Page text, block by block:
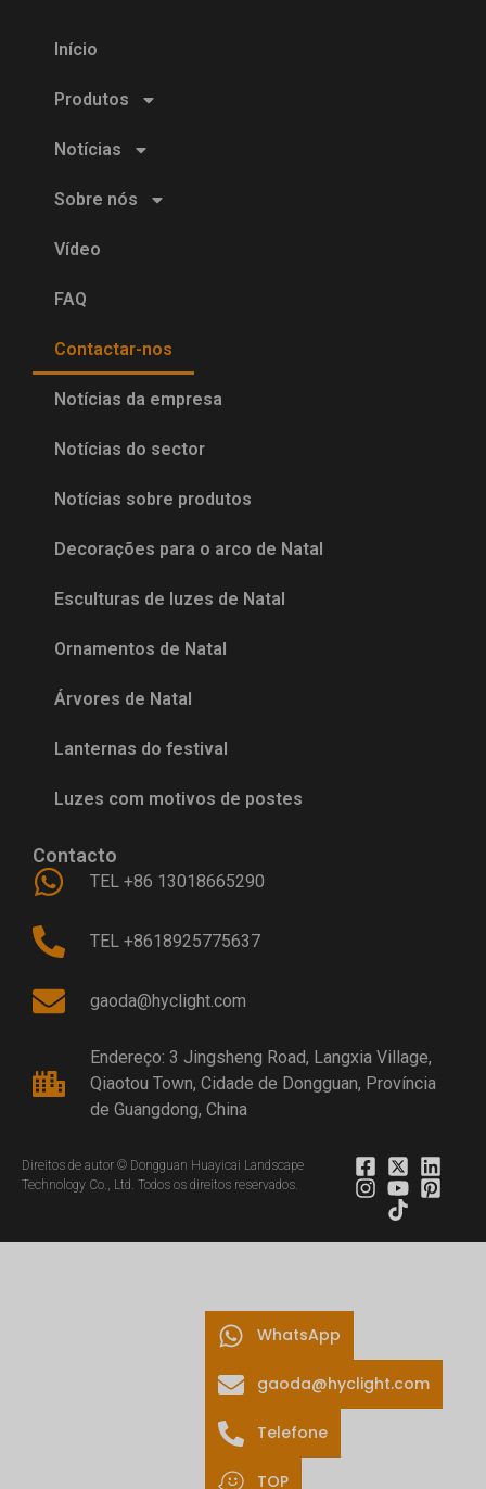
Início
Produtos
Notícias
Sobre nós
Vídeo
FAQ
Contactar-nos
Notícias da empresa
Notícias do sector
Notícias sobre produtos
Decorações para o arco de Natal
Esculturas de luzes de Natal
Ornamentos de Natal
Árvores de Natal
Lanternas do festival
Luzes com motivos de postes
Contacto
TEL +86 13018665290
TEL +8618925775637
gaoda@hyclight.com
Endereço: 3 Jingsheng Road, Langxia Village,
Qiaotou Town, Cidade de Dongguan, Província
de Guangdong, China
Direitos de autor © Dongguan Huayicai Landscape
Technology Co., Ltd. Todos os direitos reservados.
WhatsApp
gaoda@hyclight.com
Telefone
TOP